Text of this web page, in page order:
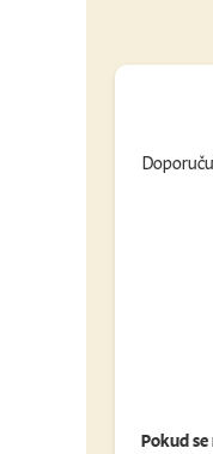
Pokud